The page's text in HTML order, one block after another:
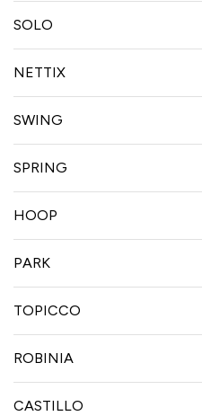
SOLO
NETTIX
SWING
SPRING
HOOP
PARK
TOPICCO
ROBINIA
CASTILLO